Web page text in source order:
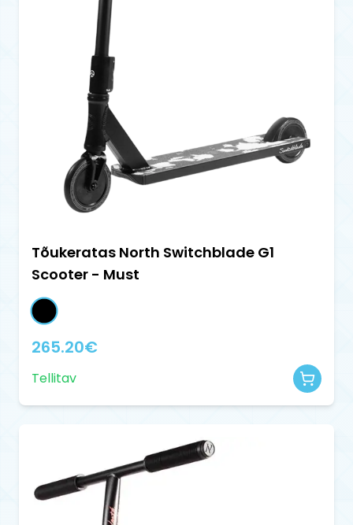
Tõukeratas North Switchblade G1
Scooter - Must
265.20€
Tellitav